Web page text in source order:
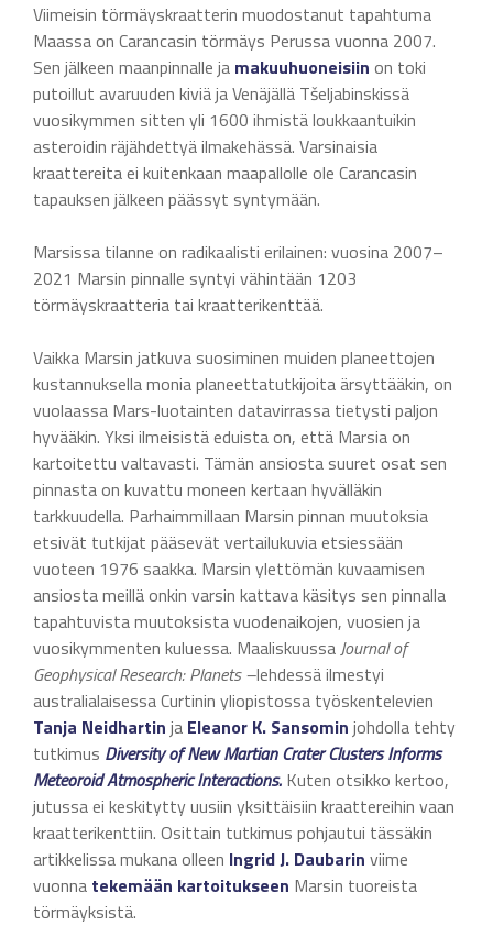
Viimeisin törmäyskraatterin muodostanut tapahtuma
Maassa on Carancasin törmäys Perussa vuonna 2007.
Sen jälkeen maanpinnalle ja makuuhuoneisiin on toki
putoillut avaruuden kiviä ja Venäjällä Tšeljabinskissä
vuosikymmen sitten yli 1600 ihmistä loukkaantuikin
asteroidin räjähdettyä ilmakehässä. Varsinaisia
kraattereita ei kuitenkaan maapallolle ole Carancasin
tapauksen jälkeen päässyt syntymään.
Marsissa tilanne on radikaalisti erilainen: vuosina 2007–
2021 Marsin pinnalle syntyi vähintään 1203
törmäyskraatteria tai kraatterikenttää.
Vaikka Marsin jatkuva suosiminen muiden planeettojen
kustannuksella monia planeettatutkijoita ärsyttääkin, on
vuolaassa Mars-luotainten datavirrassa tietysti paljon
hyvääkin. Yksi ilmeisistä eduista on, että Marsia on
kartoitettu valtavasti. Tämän ansiosta suuret osat sen
pinnasta on kuvattu moneen kertaan hyvälläkin
tarkkuudella. Parhaimmillaan Marsin pinnan muutoksia
etsivät tutkijat pääsevät vertailukuvia etsiessään
vuoteen 1976 saakka. Marsin ylettömän kuvaamisen
ansiosta meillä onkin varsin kattava käsitys sen pinnalla
tapahtuvista muutoksista vuodenaikojen, vuosien ja
vuosikymmenten kuluessa. MaaliskuussaJournal of
Geophysical Research: Planets –lehdessä ilmestyi
australialaisessa Curtinin yliopistossa työskentelevien
Tanja Neidhartin ja Eleanor K. Sansomin johdolla tehty
tutkimus Diversity of New Martian Crater Clusters Informs
Meteoroid Atmospheric Interactions. Kuten otsikko kertoo,
jutussa ei keskitytty uusiin yksittäisiin kraattereihin vaan
kraatterikenttiin. Osittain tutkimus pohjautui tässäkin
artikkelissa mukana olleen Ingrid J. Daubarin viime
vuonna tekemään kartoitukseen Marsin tuoreista
törmäyksistä.